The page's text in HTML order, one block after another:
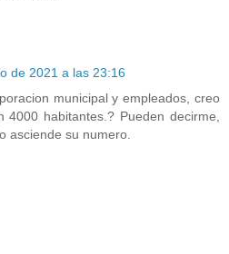
de 2021 a las 23:16
municipal y empleados, creo
4000 habitantes.? Pueden decirme,
asciende su numero.